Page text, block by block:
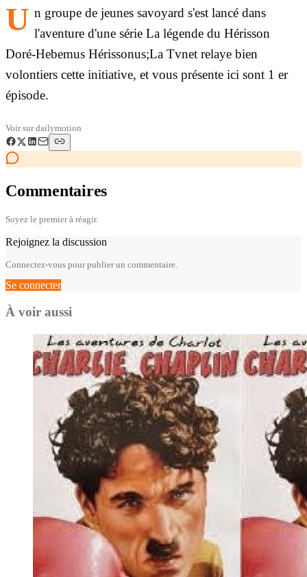
U n groupe de jeunes savoyard s'est lancé dans
l'aventure d'une série La légende du Hérisson
Doré-Hebemus Hérissonus;La Tvnet relaye bien
volontiers cette initiative, et vous présente ici sont 1 er
épisode.
Voir surdailymotion
Commentaires
Soyez le premier à réagir.
Rejoignez la discussion
Connectez-vous pour publier un commentaire.
Se connecter
À voir aussi